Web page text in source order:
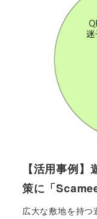
【活用事例
策に「
広大な敷地を持